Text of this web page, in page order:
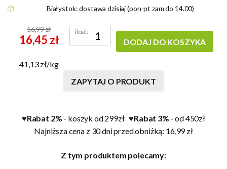
Białystok: dostawa dzisiaj (pon-pt zam do 14.00)
16,99 zł
16,45 zł
41,13 zł/kg
ilość:
DODAJ DO KOSZYKA
ZAPYTAJ O PRODUKT
♥Rabat 2% - koszyk od 299zł♥Rabat 3% - od 450zł
Najniższa cena z 30 dni przed obniżką: 16,99 zł
Z tym produktem polecamy: